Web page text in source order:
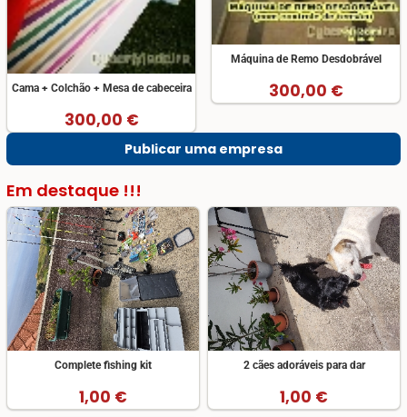
Cama + Colchão + Mesa de cabeceira
300,00 €
Máquina de Remo Desdobrável
300,00 €
Publicar uma empresa
Em destaque !!!
Complete fishing kit
1,00 €
2 cães adoráveis para dar
1,00 €